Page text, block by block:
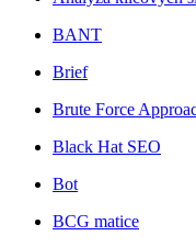
BANT
Brief
Brute Force
Black Hat SEO
Bot
BCG matice